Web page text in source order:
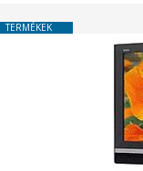
TERMÉKEK